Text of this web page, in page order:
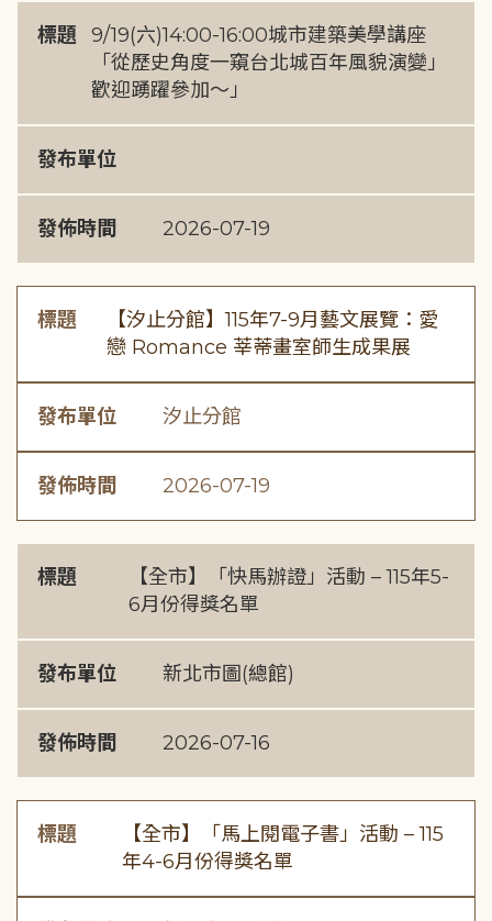
標題 9/19(六)14:00-16:00城市建築美學講座
「從歷史角度一窺台北城百年風貌演變」
歡迎踴躍參加～」
發布單位
發佈時間 2026-07-19
標題
【汐止分館】115年7-9月藝文展覽：愛
戀 Romance 莘蒂畫室師生成果展
發布單位 汐止分館
發佈時間 2026-07-19
標題
【全市】「快馬辦證」活動 – 115年5-
6月份得獎名單
發布單位 新北市圖(總館)
發佈時間 2026-07-16
標題
【全市】「馬上閱電子書」活動 – 115
年4-6月份得獎名單